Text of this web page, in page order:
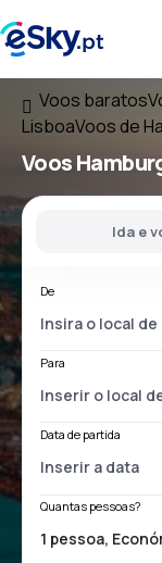
Voos baratos
LisboaVoos de
Voos
Ida e
De
Para
Data de partida
Quantas pessoas?